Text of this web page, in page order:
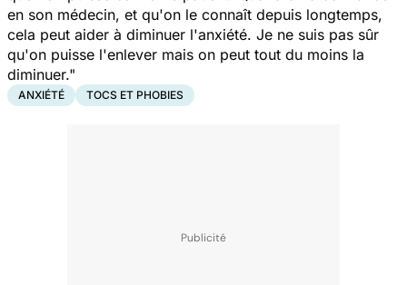
en son médecin, et qu'on le connaît depuis longtemps,
cela peut aider à diminuer l'anxiété. Je ne suis pas sûr
qu'on puisse l'enlever mais on peut tout du moins la
diminuer."
ANXIÉTÉ TOCS ET PHOBIES